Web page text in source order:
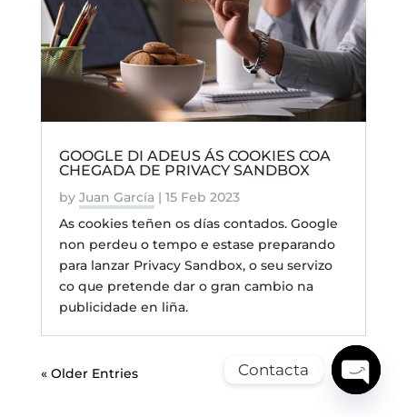
GOOGLE DI ADEUS ÁS COOKIES COA
CHEGADA DE PRIVACY SANDBOX
by Juan García | 15 Feb 2023
As cookies teñen os días contados. Google
non perdeu o tempo e estase preparando
para lanzar Privacy Sandbox, o seu servizo
co que pretende dar o gran cambio na
publicidade en liña.
« Older Entries Contacta